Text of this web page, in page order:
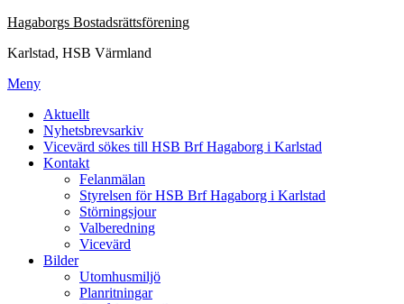
Hoppa
innehåll
Hagaborgs Bostadsrättsförening
Karlstad, HSB Värmland
Meny
Aktuellt
Nyhetsbrevsarkiv
Vicevärd sökes till HSB Brf Hagaborg i Karlstad
Kontakt
Felanmälan
Styrelsen för HSB Brf Hagaborg i Karlstad
Störningsjour
Valberedning
Vicevärd
Bilder
Utomhusmiljö
Planritningar